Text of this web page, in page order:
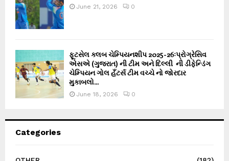
June 21, 2026 0
ફૂટસેલ ક્લબ ચેમ્પિયનશીપ 2025-26ઃપ્રોગ્રેસિવ
એસએ (ગુજરાત) ની ટીમ અને દિલ્લી ની ડીફેન્ડિંગ
ચેમ્પિયન ગોલ હઁટર્સ ટીમ વચ્ચે નો જોરદાર
મુકાબલો...
June 18, 2026 0
Categories